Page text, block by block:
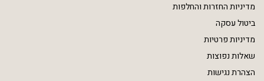
מדיניות החזרות והחלפות
ביטול עסקה
מדיניות פרטיות
שאלות נפוצות
הצהרת נגישות